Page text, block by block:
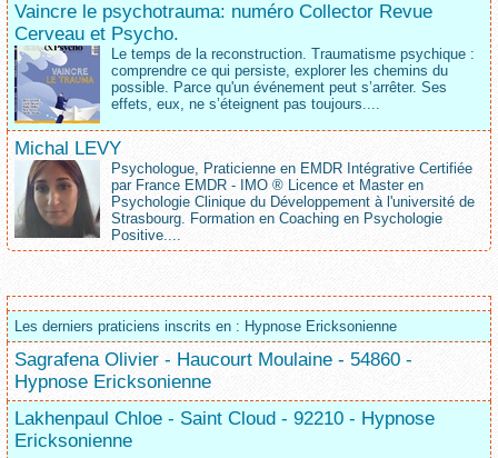
Vaincre le psychotrauma: numéro Collector Revue
Cerveau et Psycho.
Le temps de la reconstruction. Traumatisme psychique :
comprendre ce qui persiste, explorer les chemins du
possible. Parce qu'un événement peut s’arrêter. Ses
effets, eux, ne s’éteignent pas toujours....
Michal LEVY
Psychologue, Praticienne en EMDR Intégrative Certifiée
par France EMDR - IMO ® Licence et Master en
Psychologie Clinique du Développement à l'université de
Strasbourg. Formation en Coaching en Psychologie
Positive....
Les derniers praticiens inscrits en : Hypnose Ericksonienne
Sagrafena Olivier - Haucourt Moulaine - 54860 -
Hypnose Ericksonienne
Lakhenpaul Chloe - Saint Cloud - 92210 - Hypnose
Ericksonienne